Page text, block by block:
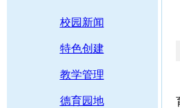
校园新闻
特色创建
教学管理
德育园地